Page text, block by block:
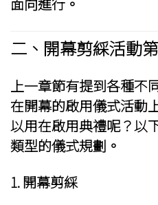
面向進行。
二、 開幕剪綵活動
上一章節有提到各種不
在開幕的啟用儀式活動
以用在啟用典禮呢？以
類型的儀式規劃。
1.開幕剪綵